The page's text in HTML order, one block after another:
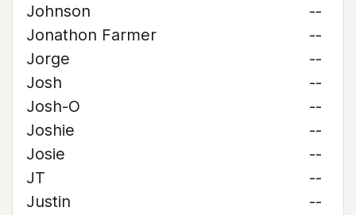
Johnson
--
Jonathon Farmer
--
Jorge
--
Josh
--
Josh-O
--
Joshie
--
Josie
--
JT
--
Justin
--